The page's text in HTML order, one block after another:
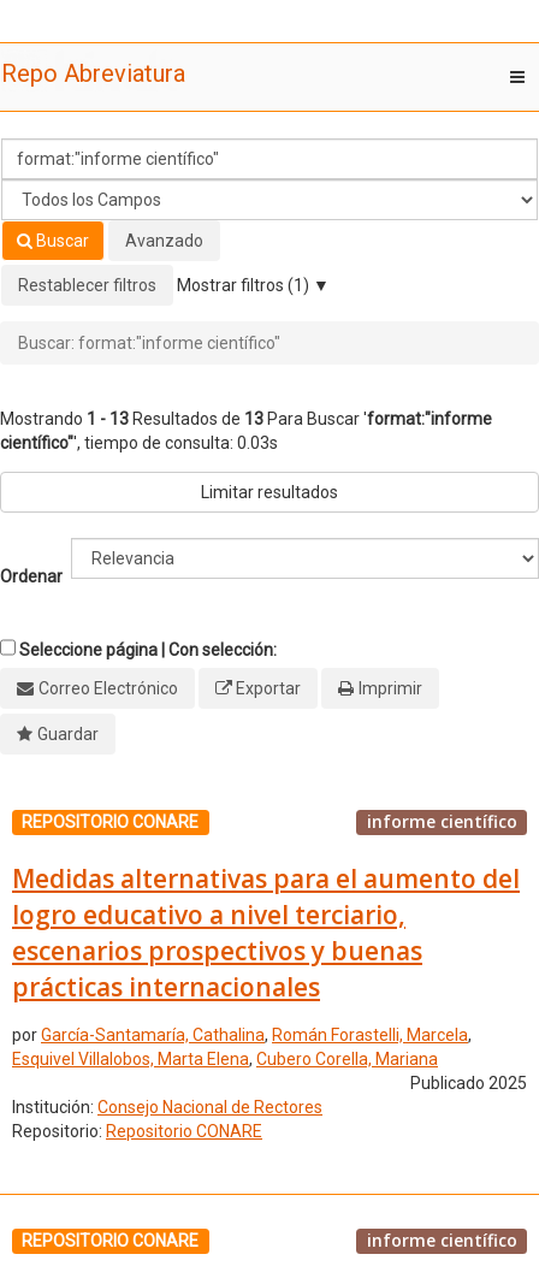
científico"'
Repo Abreviatura
Buscar Avanzado
Restablecer filtros Mostrar filtros (1)
Buscar: format:"informe científico"
Mostrando 1 - 13 Resultados de 13 Para Buscar 'format:"informe
científico"', tiempo de consulta: 0.03s
Limitar resultados
Ordenar
Seleccione página | Con selección:
Correo Electrónico
Exportar Imprimir
Guardar
REPOSITORIO CONARE informe científico
Medidas alternativas para el aumento del
logro educativo a nivel terciario,
escenarios prospectivos y buenas
prácticas internacionales
porGarcía-Santamaría, Cathalina, Román Forastelli, Marcela,
Esquivel Villalobos, Marta Elena, Cubero Corella, Mariana
Publicado 2025
Institución: Consejo Nacional de Rectores
Repositorio: Repositorio CONARE
REPOSITORIO CONARE informe científico